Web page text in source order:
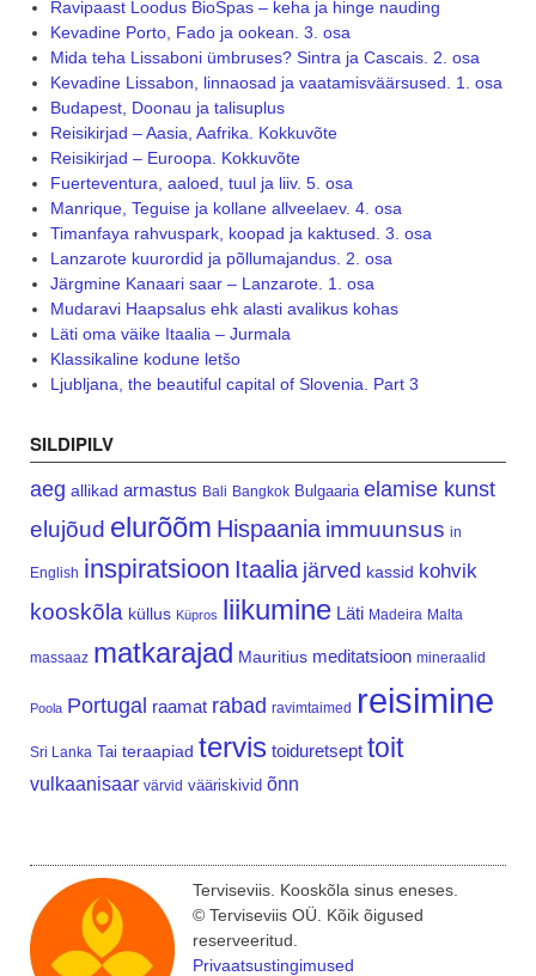
Ravipaast Loodus BioSpas – keha ja hinge nauding
Kevadine Porto, Fado ja ookean. 3. osa
Mida teha Lissaboni ümbruses? Sintra ja Cascais. 2. osa
Kevadine Lissabon, linnaosad ja vaatamisväärsused. 1. osa
Budapest, Doonau ja talisuplus
Reisikirjad – Aasia, Aafrika. Kokkuvõte
Reisikirjad – Euroopa. Kokkuvõte
Fuerteventura, aaloed, tuul ja liiv. 5. osa
Manrique, Teguise ja kollane allveelaev. 4. osa
Timanfaya rahvuspark, koopad ja kaktused. 3. osa
Lanzarote kuurordid ja põllumajandus. 2. osa
Järgmine Kanaari saar – Lanzarote. 1. osa
Mudaravi Haapsalus ehk alasti avalikus kohas
Läti oma väike Itaalia – Jurmala
Klassikaline kodune letšo
Ljubljana, the beautiful capital of Slovenia. Part 3
SILDIPILV
aeg allikad armastus Bali Bangkok Bulgaaria elamise kunst
elujõud elurõõm Hispaania immuunsus in
English inspiratsioon Itaalia järved kassid kohvik
kooskõla küllus Küpros liikumine Läti Madeira Malta
massaaz matkarajad Mauritius meditatsioon mineraalid
Poola Portugal raamat rabad ravimtaimed reisimine
Sri Lanka Tai teraapiad tervis toiduretsept toit
vulkaanisaar värvid vääriskivid õnn
Terviseviis. Kooskõla sinus eneses.
© Terviseviis OÜ. Kõik õigused
reserveeritud.
Privaatsustingimused